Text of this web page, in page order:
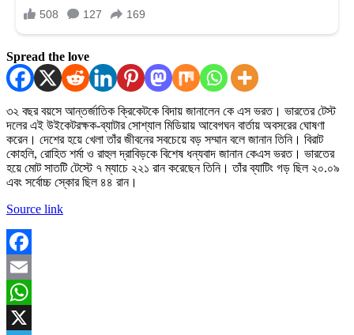
Spread the love
৩২ বছর বয়সে আন্তর্জাতিক ক্রিকেটকে বিদায় জানালেন কে এস ভরত। ভারতের টেস্ট
দলের এই উইকেটরক্ষক-ব্যাটার সোশ্যাল মিডিয়ায় আবেগঘন বার্তায় অবসরের ঘোষণা
করেন। দেশের হয়ে খেলা তাঁর জীবনের সবচেয়ে বড় সম্মান বলে জানান তিনি। বিরাট
কোহলি, রোহিত শর্মা ও রাহুল দ্রাবিড়কে বিশেষ ধন্যবাদ জানান কেএস ভরত। ভারতের
হয়ে মোট সাতটি টেস্টে ৭ ম্যাচে ২২১ রান করেছেন তিনি। তাঁর ব্যাটিং গড় ছিল ২০.০৯
এবং সর্বোচ্চ স্কোর ছিল ৪৪ রান।
Source link
Facebook
Email
WhatsApp